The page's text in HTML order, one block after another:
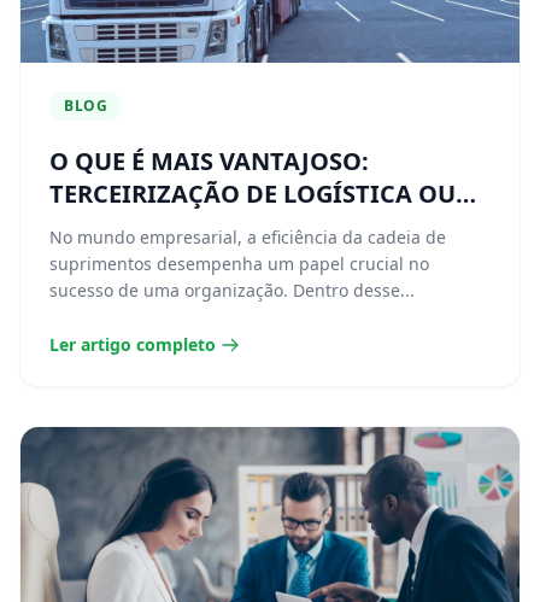
BLOG
O QUE É MAIS VANTAJOSO:
TERCEIRIZAÇÃO DE LOGÍSTICA OU
FROTA PRÓPRIA?
No mundo empresarial, a eficiência da cadeia de
suprimentos desempenha um papel crucial no
sucesso de uma organização. Dentro desse...
Ler artigo completo